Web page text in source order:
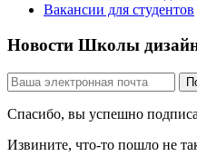
Вакансии для студентов
Новости Школы
Спасибо, вы успешно
Извините, что-то пошло не